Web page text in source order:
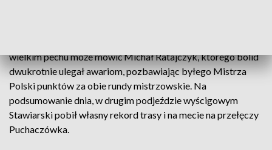
wielkim pechu może mówić Michał Ratajczyk, którego bolid
dwukrotnie ulegał awariom, pozbawiając byłego Mistrza
Polski punktów za obie rundy mistrzowskie. Na
podsumowanie dnia, w drugim podjeździe wyścigowym
Stawiarski pobił własny rekord trasy i na mecie na przełęczy
Puchaczówka.